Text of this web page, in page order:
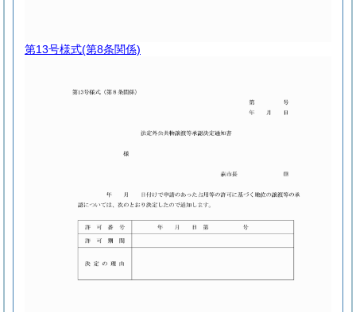
第13号様式(第8条関係)